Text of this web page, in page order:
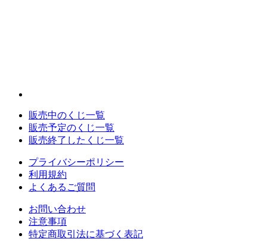
販売中のくじ一覧
販売予定のくじ一覧
販売終了したくじ一覧
プライバシーポリシー
利用規約
よくあるご質問
お問い合わせ
注意事項
特定商取引法に基づく表記